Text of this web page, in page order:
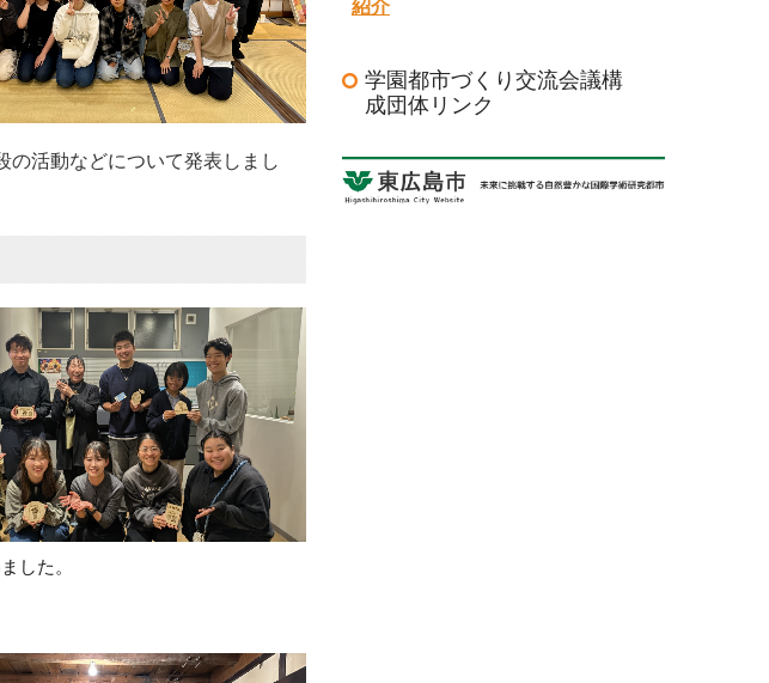
の活動などについて発表しまし
した。
紹介
学園都市づくり交流会議構
成団体リンク